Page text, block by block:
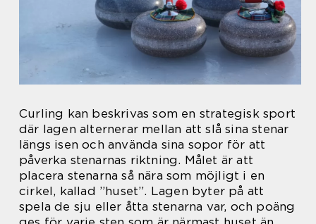
Curling kan beskrivas som en strategisk sport
där lagen alternerar mellan att slå sina stenar
längs isen och använda sina sopor för att
påverka stenarnas riktning. Målet är att
placera stenarna så nära som möjligt i en
cirkel, kallad ”huset”. Lagen byter på att
spela de sju eller åtta stenarna var, och poäng